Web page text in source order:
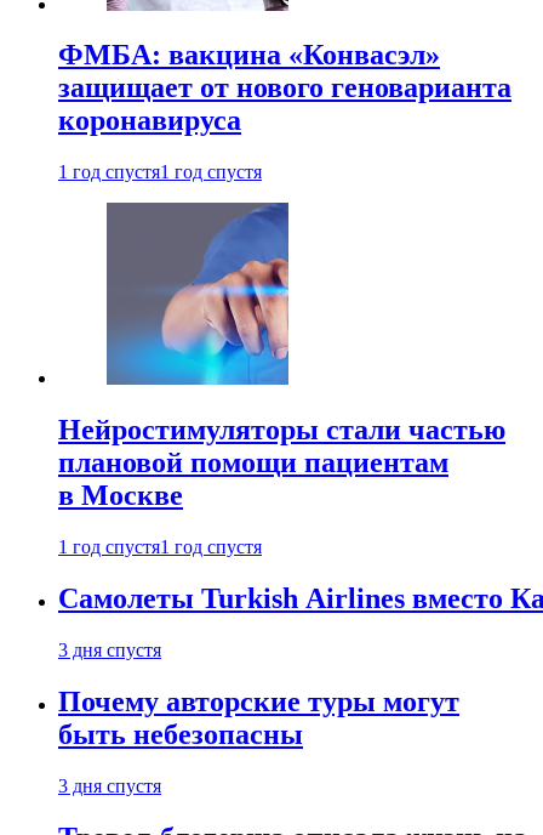
ФМБА: вакцина «Конвасэл»
защищает от нового геноварианта
коронавируса
1 год спустя1 год спустя
Нейростимуляторы стали частью
плановой помощи пациентам
в Москве
1 год спустя1 год спустя
Самолеты Turkish Airlines вместо
3 дня спустя
Почему авторские туры могут
быть небезопасны
3 дня спустя